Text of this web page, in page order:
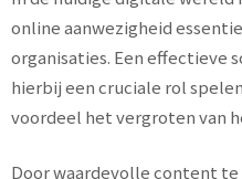
online aanwezigheid
organisaties. Een effectieve
hierbij een cruciale rol
voordeel het vergroten van
Door waardevolle content te